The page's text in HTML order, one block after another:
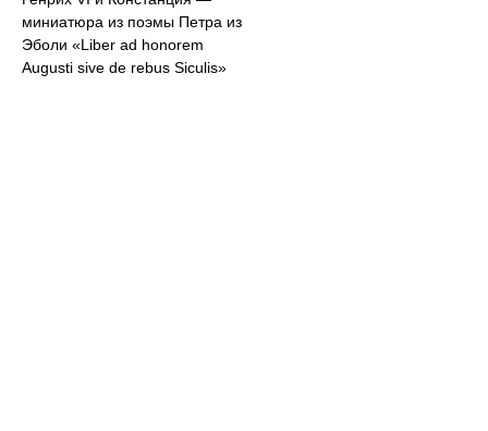
миниатюра из поэмы Петра из
Эболи «Liber ad honorem
Augusti sive de rebus Siculis»